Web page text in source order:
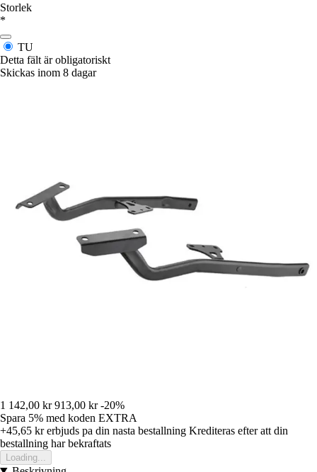
Storlek
*
TU
Detta fält är obligatoriskt
Skickas inom 8 dagar
1 142,00 kr 913,00 kr -20%
Spara 5% med koden EXTRA
+45,65 krerbjuds pa din nasta bestallning Krediteras efter att din
bestallning har bekraftats
Loading...